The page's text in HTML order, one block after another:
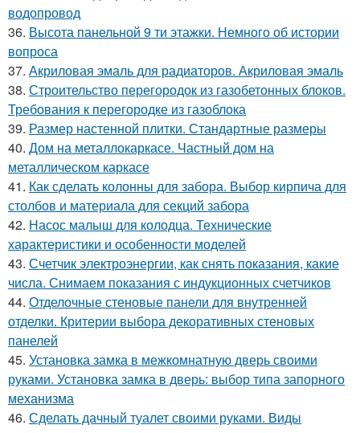
водопровод
36. Высота панельной 9 ти этажки. Немного об истории
вопроса
37. Акриловая эмаль для радиаторов. Акриловая эмаль
38. Строительство перегородок из газобетонных блоков.
Требования к перегородке из газоблока
39. Размер настенной плитки. Стандартные размеры
40. Дом на металлокаркасе. Частный дом на
металлическом каркасе
41. Как сделать колонны для забора. Выбор кирпича для
столбов и материала для секций забора
42. Насос малыш для колодца. Технические
характеристики и особенности моделей
43. Счетчик электроэнергии, как снять показания, какие
числа. Снимаем показания с индукционных счетчиков
44. Отделочные стеновые панели для внутренней
отделки. Критерии выбора декоративных стеновых
панелей
45. Установка замка в межкомнатную дверь своими
руками. Установка замка в дверь: выбор типа запорного
механизма
46. Сделать дачный туалет своими руками. Виды